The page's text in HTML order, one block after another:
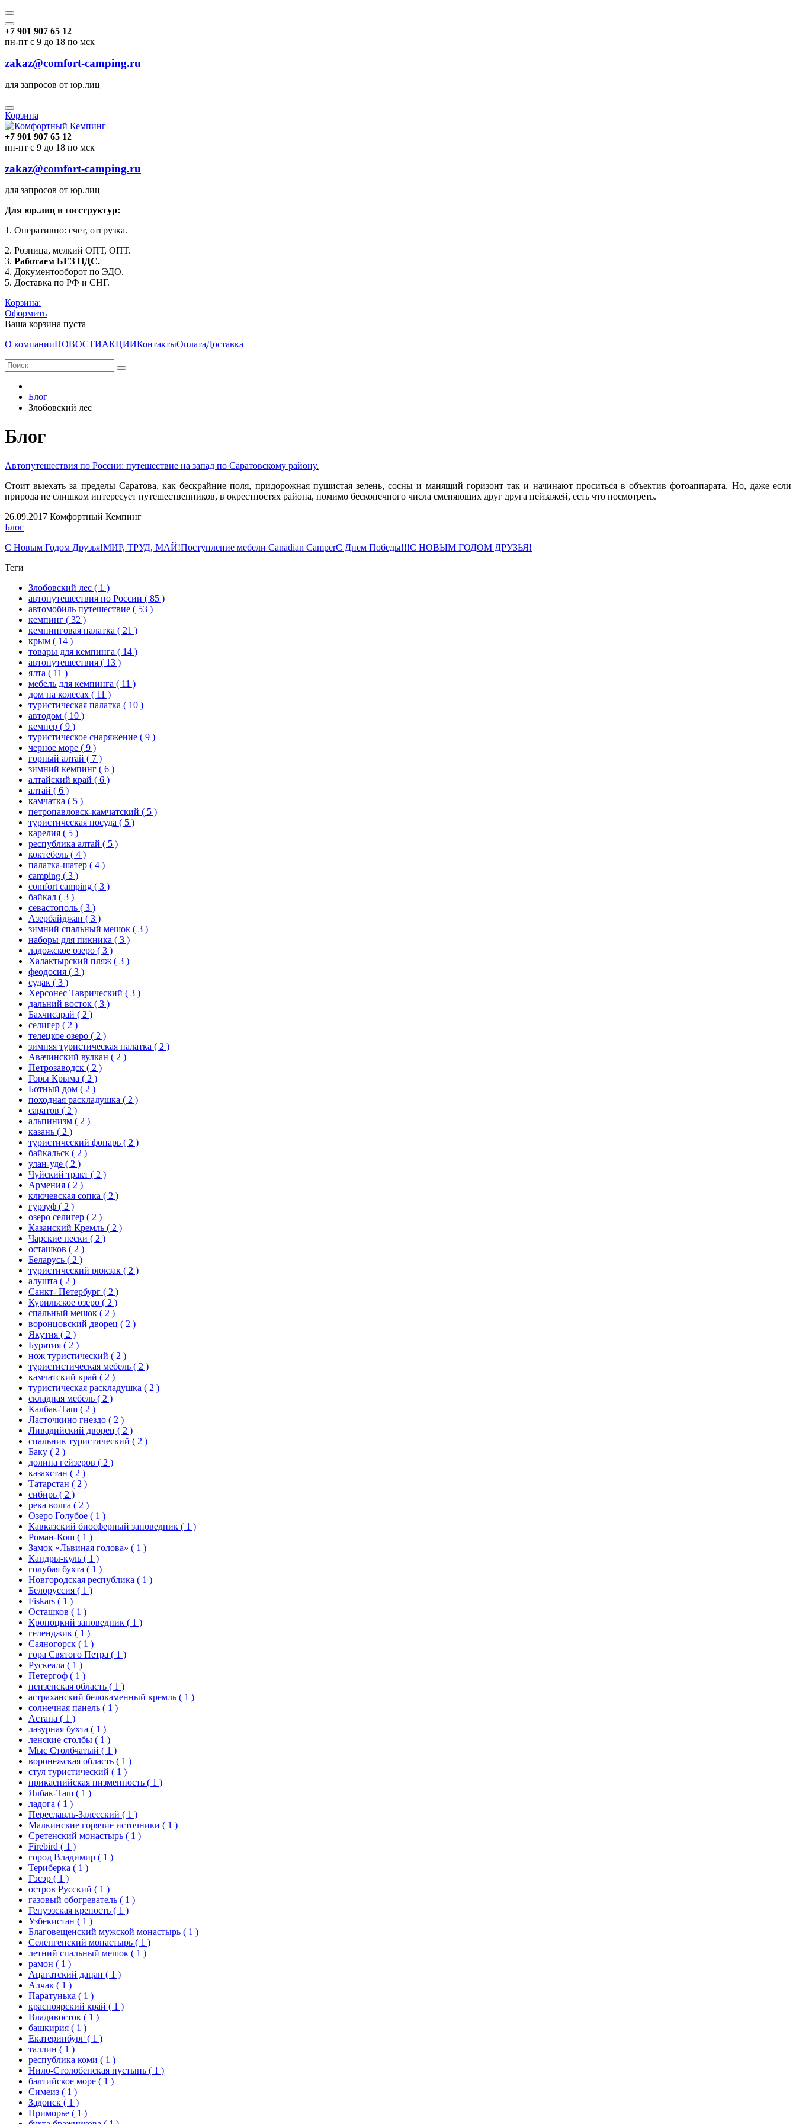
+7 901 907 65 12
пн-пт с 9 до 18 по мск
zakaz@comfort-camping.ru
для запросов от юр.лиц
Корзина
+7 901 907 65 12
пн-пт с 9 до 18 по мск
zakaz@comfort-camping.ru
для запросов от юр.лиц
Для юр.лиц и госструктур:
1. Оперативно: счет, отгрузка.
2. Розница, мелкий ОПТ, ОПТ.
3. Работаем БЕЗ НДС.
4. Документооборот по ЭДО.
5. Доставка по РФ и СНГ.
Корзина:
Оформить
Ваша корзина пуста
О компанииНОВОСТИАКЦИИКонтактыОплатаДоставка
Блог
Злобовский лес
Блог
Автопутешествия по России: путешествие на запад по Саратовскому району.
Стоит выехать за пределы Саратова, как бескрайние поля, придорожная пушистая зелень, сосны и манящий горизонт так и начинают проситься в объектив фотоаппарата. Но, даже если
природа не слишком интересует путешественников, в окрестностях района, помимо бесконечного числа сменяющих друг друга пейзажей, есть что посмотреть.
26.09.2017 Комфортный Кемпинг
Блог
С Новым Годом Друзья!МИР, ТРУД, МАЙ!Поступление мебели Canadian CamperС Днем Победы!!!С НОВЫМ ГОДОМ ДРУЗЬЯ!
Теги
Злобовский лес ( 1 )
автопутешествия по России ( 85 )
автомобиль путешествие ( 53 )
кемпинг ( 32 )
кемпинговая палатка ( 21 )
крым ( 14 )
товары для кемпинга ( 14 )
автопутешествия ( 13 )
ялта ( 11 )
мебель для кемпинга ( 11 )
дом на колесах ( 11 )
туристическая палатка ( 10 )
автодом ( 10 )
кемпер ( 9 )
туристическое снаряжение ( 9 )
черное море ( 9 )
горный алтай ( 7 )
зимний кемпинг ( 6 )
алтайский край ( 6 )
алтай ( 6 )
камчатка ( 5 )
петропавловск-камчатский ( 5 )
туристическая посуда ( 5 )
карелия ( 5 )
республика алтай ( 5 )
коктебель ( 4 )
палатка-шатер ( 4 )
camping ( 3 )
comfort camping ( 3 )
байкал ( 3 )
севастополь ( 3 )
Азербайджан ( 3 )
зимний спальный мешок ( 3 )
наборы для пикника ( 3 )
ладожское озеро ( 3 )
Халактырский пляж ( 3 )
феодосия ( 3 )
судак ( 3 )
Херсонес Таврический ( 3 )
дальний восток ( 3 )
Бахчисарай ( 2 )
селигер ( 2 )
телецкое озеро ( 2 )
зимняя туристическая палатка ( 2 )
Авачинский вулкан ( 2 )
Петрозаводск ( 2 )
Горы Крыма ( 2 )
Ботный дом ( 2 )
походная раскладушка ( 2 )
саратов ( 2 )
альпинизм ( 2 )
казань ( 2 )
туристический фонарь ( 2 )
байкальск ( 2 )
улан-уде ( 2 )
Чуйский тракт ( 2 )
Армения ( 2 )
ключевская сопка ( 2 )
гурзуф ( 2 )
озеро селигер ( 2 )
Казанский Кремль ( 2 )
Чарские пески ( 2 )
осташков ( 2 )
Беларусь ( 2 )
туристический рюкзак ( 2 )
алушта ( 2 )
Санкт- Петербург ( 2 )
Курильское озеро ( 2 )
спальный мешок ( 2 )
воронцовский дворец ( 2 )
Якутия ( 2 )
Бурятия ( 2 )
нож туристический ( 2 )
туристистическая мебель ( 2 )
камчатский край ( 2 )
туристическая раскладушка ( 2 )
складная мебель ( 2 )
Калбак-Таш ( 2 )
Ласточкино гнездо ( 2 )
Ливадийский дворец ( 2 )
спальник туристический ( 2 )
Баку ( 2 )
долина гейзеров ( 2 )
казахстан ( 2 )
Татарстан ( 2 )
сибирь ( 2 )
река волга ( 2 )
Озеро Голубое ( 1 )
Кавказский биосферный заповедник ( 1 )
Роман-Кош ( 1 )
Замок «Львиная голова» ( 1 )
Кандры-куль ( 1 )
голубая бухта ( 1 )
Новгородская республика ( 1 )
Белоруссия ( 1 )
Fiskars ( 1 )
Осташков ( 1 )
Кроноцкий заповедник ( 1 )
геленджик ( 1 )
Саяногорск ( 1 )
гора Святого Петра ( 1 )
Рускеала ( 1 )
Петергоф ( 1 )
пензенская область ( 1 )
астраханский белокаменный кремль ( 1 )
солнечная панель ( 1 )
Астана ( 1 )
лазурная бухта ( 1 )
ленские столбы ( 1 )
Мыс Столбчатый ( 1 )
воронежская область ( 1 )
стул туристический ( 1 )
прикаспийская низменность ( 1 )
Ялбак-Таш ( 1 )
ладога ( 1 )
Переславль-Залесский ( 1 )
Малкинские горячие источники ( 1 )
Сретенский монастырь ( 1 )
Firebird ( 1 )
город Владимир ( 1 )
Териберка ( 1 )
Гэсэр ( 1 )
остров Русский ( 1 )
газовый обогреватель ( 1 )
Генуэзская крепость ( 1 )
Узбекистан ( 1 )
Благовещенский мужской монастырь ( 1 )
Селенгенский монастырь ( 1 )
летний спальный мешок ( 1 )
рамон ( 1 )
Ацагатский дацан ( 1 )
Алчак ( 1 )
Паратунька ( 1 )
красноярский край ( 1 )
Владивосток ( 1 )
башкирия ( 1 )
Екатеринбург ( 1 )
таллин ( 1 )
республика коми ( 1 )
Нило-Столобенская пустынь ( 1 )
балтийское море ( 1 )
Симеиз ( 1 )
Задонск ( 1 )
Приморье ( 1 )